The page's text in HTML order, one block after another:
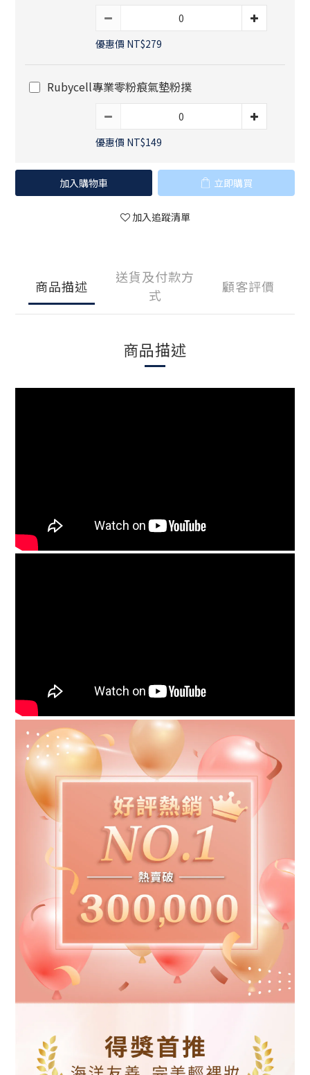
優惠價 NT$279
Rubycell專業零粉痕氣墊粉撲
優惠價 NT$149
加入購物車 立即購買
加入追蹤清單
商品描述
送貨及付款方
式
顧客評價
商品描述